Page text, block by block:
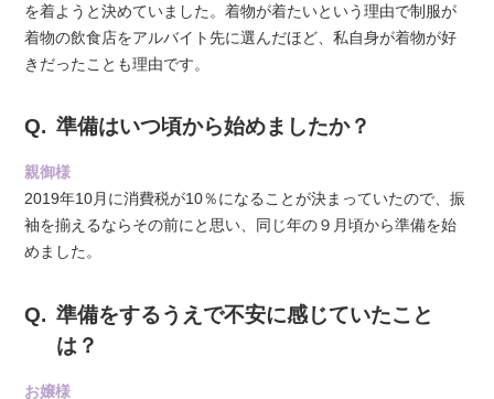
を着ようと決めていました。着物が着たいという理由で制服が
着物の飲食店をアルバイト先に選んだほど、私自身が着物が好
きだったことも理由です。
準備はいつ頃から始めましたか？
親御様
2019年10月に消費税が10％になることが決まっていたので、振
袖を揃えるならその前にと思い、同じ年の９月頃から準備を始
めました。
準備をするうえで不安に感じていたこと
は？
お嬢様